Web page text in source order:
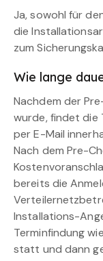
Ja, sowohl für
die
zum
Wie lange
Nachdem der
wurde, findet die
per E-Mail
Nach dem Pre-
bereits die
Installations-
Terminfindung
statt und dann